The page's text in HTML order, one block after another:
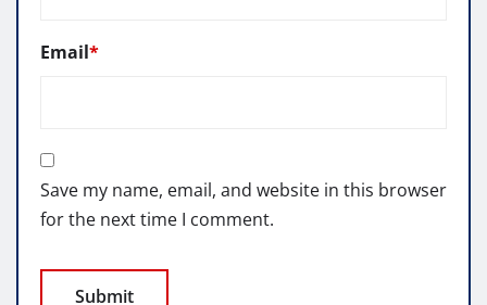
Email*
Save my name, email, and website in this browser
for the next time I comment.